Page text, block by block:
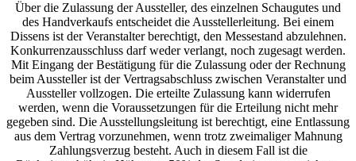
Über die Zulassung der Aussteller, des einzelnen Schaugutes und
des Handverkaufs entscheidet die Ausstellerleitung. Bei einem
Dissens ist der Veranstalter berechtigt, den Messestand abzulehnen.
Konkurrenzausschluss darf weder verlangt, noch zugesagt werden.
Mit Eingang der Bestätigung für die Zulassung oder der Rechnung
beim Aussteller ist der Vertragsabschluss zwischen Veranstalter und
Aussteller vollzogen. Die erteilte Zulassung kann widerrufen
werden, wenn die Voraussetzungen für die Erteilung nicht mehr
gegeben sind. Die Ausstellungsleitung ist berechtigt, eine Entlassung
aus dem Vertrag vorzunehmen, wenn trotz zweimaliger Mahnung
Zahlungsverzug besteht. Auch in diesem Fall ist die